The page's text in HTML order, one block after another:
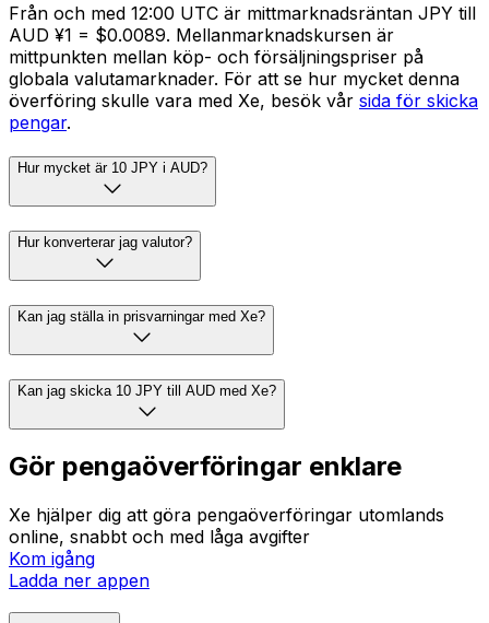
Från och med 12:00 UTC är mittmarknadsräntan JPY till
AUD ¥1 = $0.0089. Mellanmarknadskursen är
mittpunkten mellan köp- och försäljningspriser på
globala valutamarknader. För att se hur mycket denna
överföring skulle vara med Xe, besök vår sida för skicka
pengar.
Hur mycket är 10 JPY i AUD?
Hur konverterar jag valutor?
Kan jag ställa in prisvarningar med Xe?
Kan jag skicka 10 JPY till AUD med Xe?
Gör pengaöverföringar enklare
Xe hjälper dig att göra pengaöverföringar utomlands
online, snabbt och med låga avgifter
Kom igång
Ladda ner appen